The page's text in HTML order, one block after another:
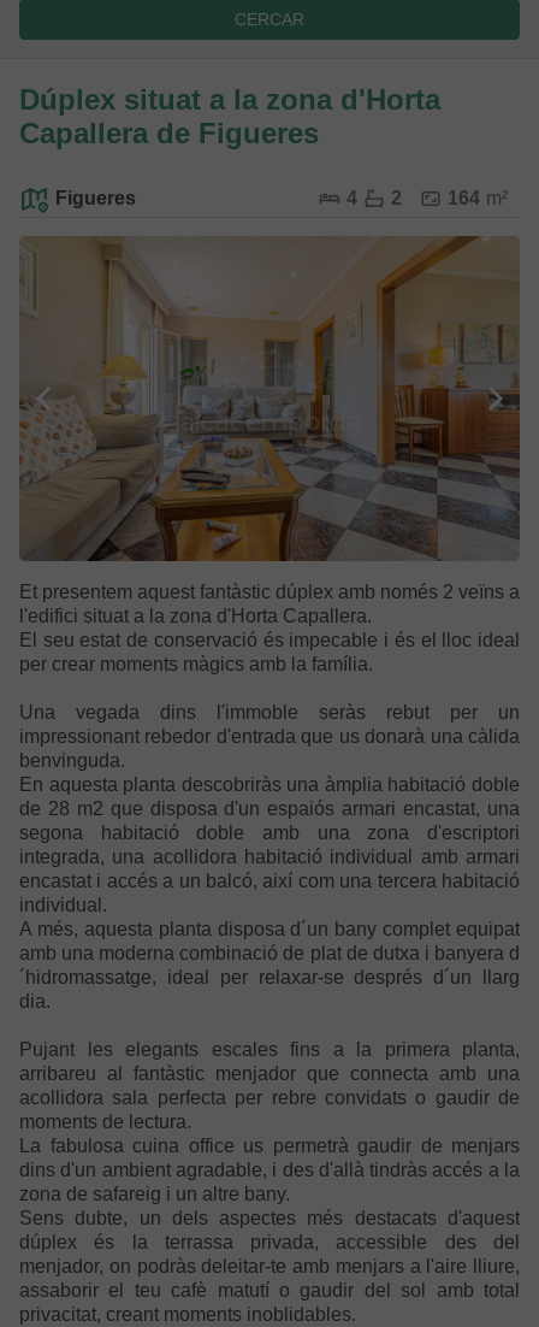
CERCAR
Dúplex situat a la zona d'Horta
Capallera de Figueres
Figueres 4 2 164 m²
Et presentem aquest fantàstic dúplex amb només 2 veïns a
l'edifici situat a la zona d'Horta Capallera.
El seu estat de conservació és impecable i és el lloc ideal
per crear moments màgics amb la família.
Una vegada dins l'immoble seràs rebut per un
impressionant rebedor d'entrada que us donarà una càlida
benvinguda.
En aquesta planta descobriràs una àmplia habitació doble
de 28 m2 que disposa d'un espaiós armari encastat, una
segona habitació doble amb una zona d'escriptori
integrada, una acollidora habitació individual amb armari
encastat i accés a un balcó, així com una tercera habitació
individual.
A més, aquesta planta disposa d´un bany complet equipat
amb una moderna combinació de plat de dutxa i banyera d
´hidromassatge, ideal per relaxar-se després d´un llarg
dia.
Pujant les elegants escales fins a la primera planta,
arribareu al fantàstic menjador que connecta amb una
acollidora sala perfecta per rebre convidats o gaudir de
moments de lectura.
La fabulosa cuina office us permetrà gaudir de menjars
dins d'un ambient agradable, i des d'allà tindràs accés a la
zona de safareig i un altre bany.
Sens dubte, un dels aspectes més destacats d'aquest
dúplex és la terrassa privada, accessible des del
menjador, on podràs deleitar-te amb menjars a l'aire lliure,
assaborir el teu cafè matutí o gaudir del sol amb total
privacitat, creant moments inoblidables.